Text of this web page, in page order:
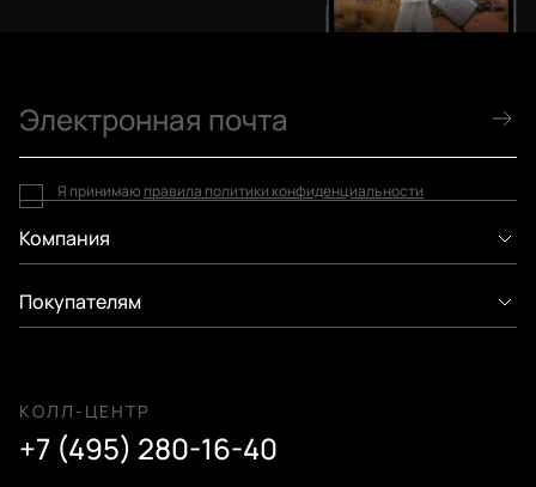
Компания
Покупателям
КОЛЛ-ЦЕНТР
+7 (495) 280-16-40
Я принимаю правила политики конфиденциальности